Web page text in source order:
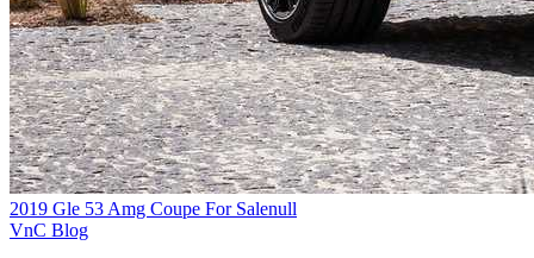
2019 Gle 53 Amg Coupe For Salenull
VnC Blog